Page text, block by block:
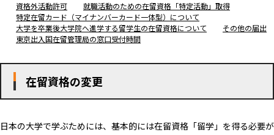
資格外活動許可
就職活動のための在留資格「特定活動」取得
特定在留カード（マイナンバーカード一体型）について
大学を卒業後大学院へ進学する留学生の在留資格について
その他の届出
東京出入国在留管理局の窓口受付時間
在留資格の変更
日本の大学で学ぶためには、基本的には在留資格「留学」を得る必要が